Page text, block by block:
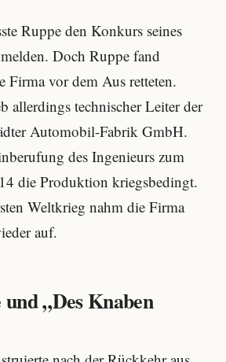
Ruppe den Konkurs seines
Doch Ruppe fand
Firma vor dem Aus retteten.
allerdings technischer Leiter der
Automobil-Fabrik GmbH.
des Ingenieurs zum
die Produktion kriegsbedingt.
Weltkrieg nahm die Firma
auf.
„DesKnaben